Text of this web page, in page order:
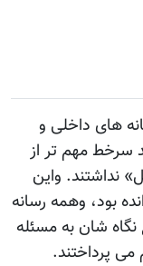
های داخلی و
سرخط مهم تر از
نداشتند. واین
بود، وهمه رسانه
شان به مسئله
پرداختند.